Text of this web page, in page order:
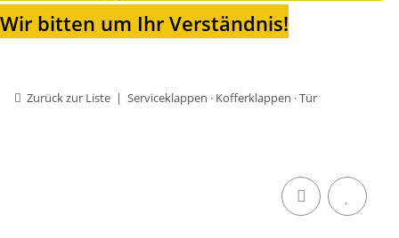
Wir bitten um Ihr Verständnis!
Zurück zur Liste Serviceklappen · Kofferklappen · Tür